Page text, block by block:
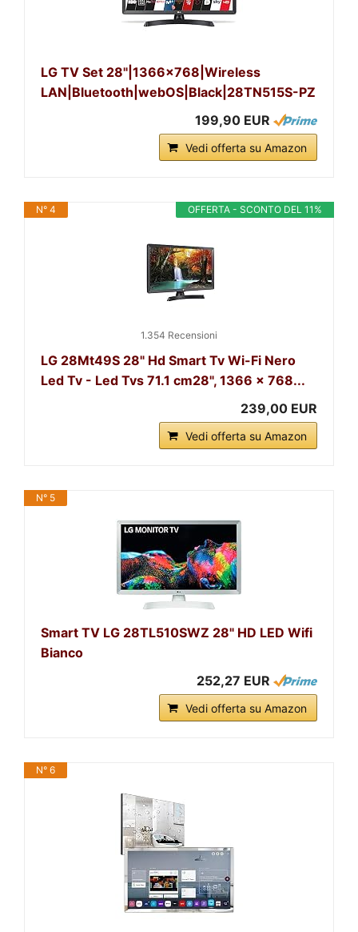
LG TV Set 28"|1366x768|Wireless
LAN|Bluetooth|webOS|Black|28TN515S-PZ
199,90 EUR
Vedi offerta su Amazon
OFFERTA - SCONTO DEL 11%
N° 4
1.354 Recensioni
LG 28Mt49S 28" Hd Smart Tv Wi-Fi Nero
Led Tv - Led Tvs 71.1 cm28", 1366 x 768...
239,00 EUR
Vedi offerta su Amazon
N° 5
Smart TV LG 28TL510SWZ 28" HD LED Wifi
Bianco
252,27 EUR
Vedi offerta su Amazon
N° 6